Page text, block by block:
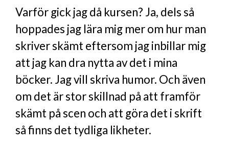
Varför gick jag då kursen? Ja, dels så
hoppades jag lära mig mer om hur man
skriver skämt eftersom jag inbillar mig
att jag kan dra nytta av det i mina
böcker. Jag vill skriva humor. Och även
om det är stor skillnad på att framför
skämt på scen och att göra det i skrift
så finns det tydliga likheter.